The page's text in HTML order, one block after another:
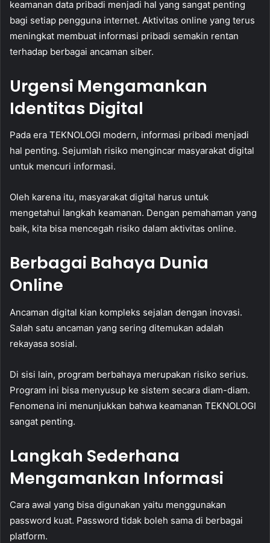
keamanan data pribadi menjadi hal yang sangat penting
bagi setiap pengguna internet. Aktivitas online yang terus
meningkat membuat informasi pribadi semakin rentan
terhadap berbagai ancaman siber.
Urgensi Mengamankan
Identitas Digital
Pada era TEKNOLOGI modern, informasi pribadi menjadi
hal penting. Sejumlah risiko mengincar masyarakat digital
untuk mencuri informasi.
Oleh karena itu, masyarakat digital harus untuk
mengetahui langkah keamanan. Dengan pemahaman yang
baik, kita bisa mencegah risiko dalam aktivitas online.
Berbagai Bahaya Dunia
Online
Ancaman digital kian kompleks sejalan dengan inovasi.
Salah satu ancaman yang sering ditemukan adalah
rekayasa sosial.
Di sisi lain, program berbahaya merupakan risiko serius.
Program ini bisa menyusup ke sistem secara diam-diam.
Fenomena ini menunjukkan bahwa keamanan TEKNOLOGI
sangat penting.
Langkah Sederhana
Mengamankan Informasi
Cara awal yang bisa digunakan yaitu menggunakan
password kuat. Password tidak boleh sama di berbagai
platform.